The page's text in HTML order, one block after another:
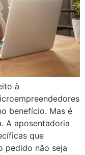
à
benefício. Mas é
A aposentadoria
que
pedido não seja